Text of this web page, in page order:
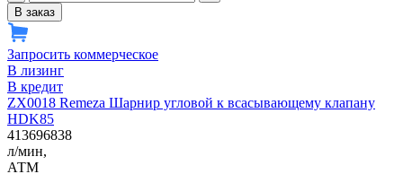
В заказ
Запросить коммерческое
В лизинг
В кредит
ZX0018 Remeza Шарнир угловой к всасывающему клапану
HDK85
413696838
л/мин,
АТМ